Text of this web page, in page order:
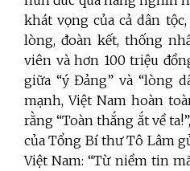
khát vọng của cả dân
lòng, đoàn kết, thống
viên và hơn 100 triệu
giữa “ý Đảng” và “lòng
mạnh, Việt Nam hoàn
rằng “Toàn thắng ắt về
của Tổng Bí thư Tô Lâm
Việt Nam: “Từ niềm tin